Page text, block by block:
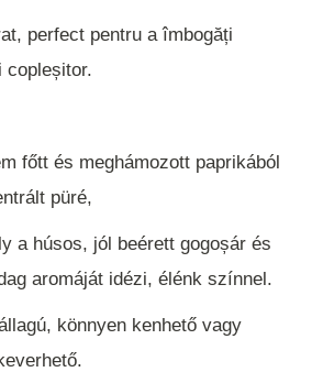
perfect pentru a îmbogăți
copleșitor.
főtt és meghámozott paprikából
püré,
a húsos, jól beérett gogoșár és
aromáját idézi, élénk színnel.
könnyen kenhető vagy